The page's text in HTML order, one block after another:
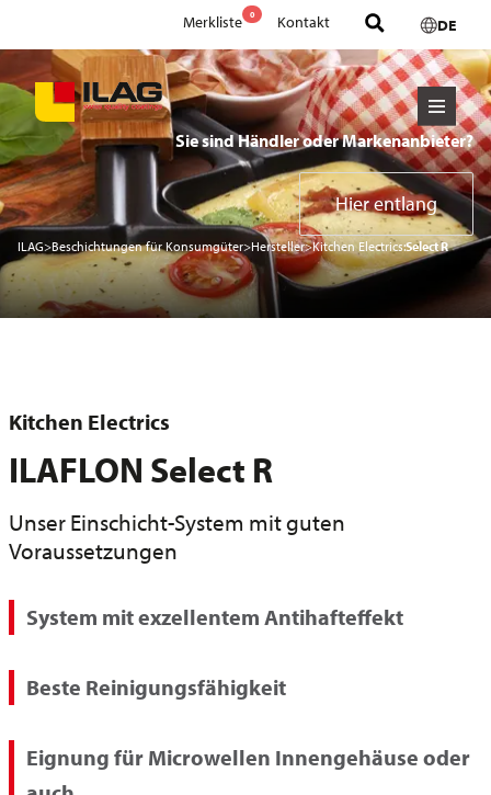
Merkliste 0 Kontakt DE
Sie sind Händler oder Markenanbieter?
Hier entlang
ILAG>Beschichtungen für Konsumgüter>Hersteller>Kitchen Electrics:Select R
Kitchen Electrics
ILAFLON Select R
Unser Einschicht-System mit guten
Voraussetzungen
System mit exzellentem Antihafteffekt
Beste Reinigungsfähigkeit
Eignung für Microwellen Innengehäuse oder